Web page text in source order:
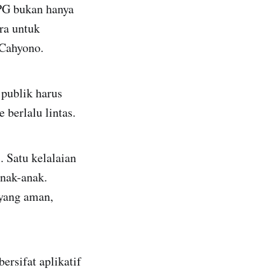
bukan hanya
untuk
harus
berlalu lintas.
Satu kelalaian
anak.
aman,
aplikatif